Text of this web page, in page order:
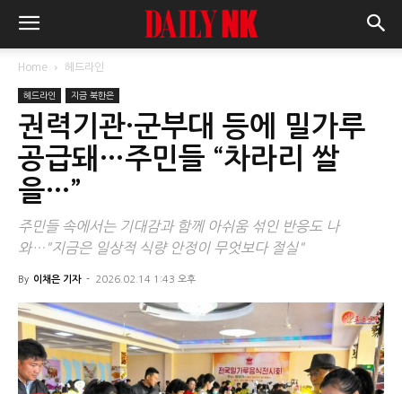
Home 헤드라인
헤드라인 지금 북한은
권력기관·군부대 등에 밀가루
공급돼…주민들 “차라리 쌀
을…”
주민들 속에서는 기대감과 함께 아쉬움 섞인 반응도 나
와…"지금은 일상적 식량 안정이 무엇보다 절실"
By 이채은 기자 - 2026.02.14 1:43 오후